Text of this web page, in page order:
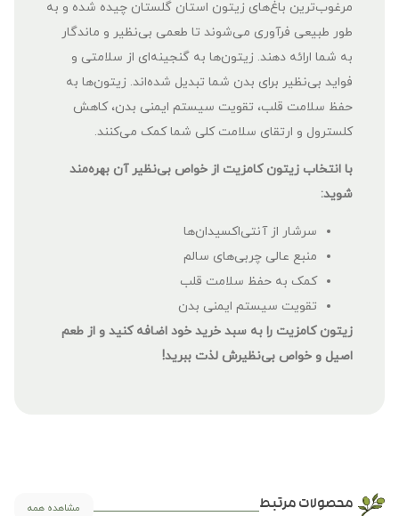
مرغوب‌ترین باغ‌های زیتون استان گلستان چیده شده و به
طور طبیعی فرآوری می‌شوند تا طعمی بی‌نظیر و ماندگار
به شما ارائه ‌دهند. زیتون‌ها به گنجینه‌ای از سلامتی و
فواید بی‌نظیر برای بدن شما تبدیل شده‌اند. زیتون‌ها به
حفظ سلامت قلب، تقویت سیستم ایمنی بدن، کاهش
کلسترول و ارتقای سلامت کلی شما کمک می‌کنند.
با انتخاب زیتون کامزیت از خواص بی‌نظیر آن بهره‌مند
شوید:
سرشار از آنتی‌اکسیدان‌ها
منبع عالی چربی‌های سالم
کمک به حفظ سلامت قلب
تقویت سیستم ایمنی بدن
زیتون کامزیت را به سبد خرید خود اضافه کنید و از طعم
اصیل و خواص بی‌نظیرش لذت ببرید!
محصولات مرتبط مشاهده همه